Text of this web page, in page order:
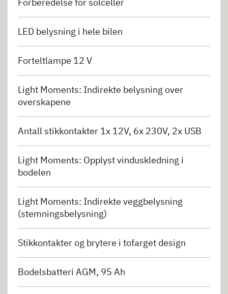
LED belysning i hele bilen
Forteltlampe 12 V
Light Moments: Indirekte belysning over
overskapene
Antall stikkontakter 1x 12V, 6x 230V, 2x USB
Light Moments: Opplyst vinduskledning i
bodelen
Light Moments: Indirekte veggbelysning
(stemningsbelysning)
Stikkontakter og brytere i tofarget design
Bodelsbatteri AGM, 95 Ah